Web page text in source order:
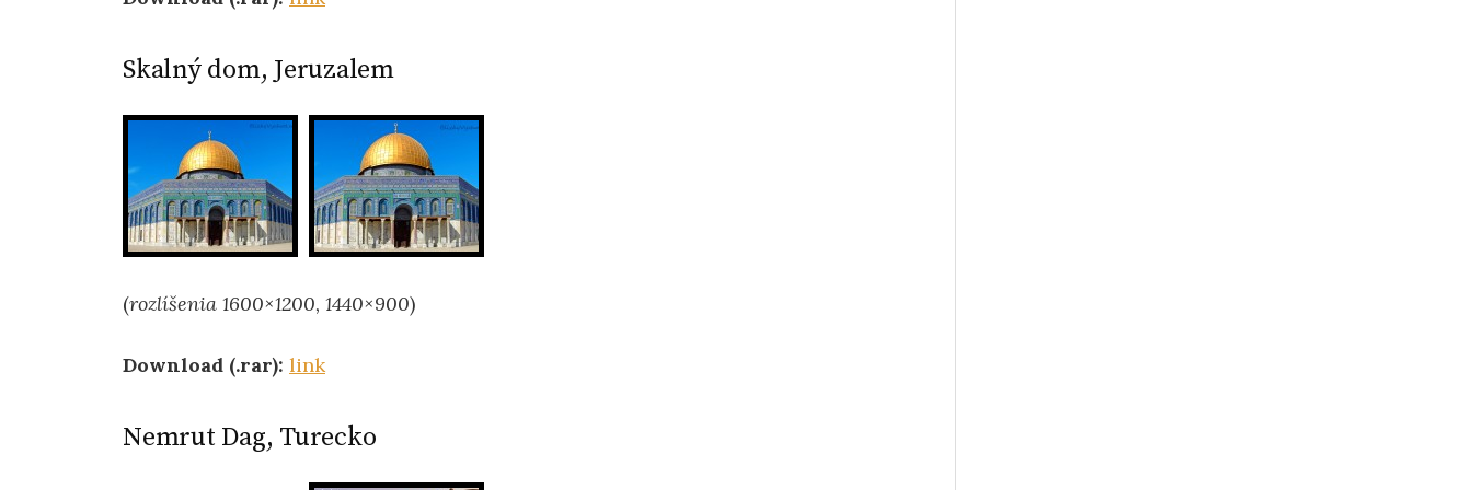
Skalný dom, Jeruzalem
(rozlíšenia 1600×1200, 1440×900)
Download (.rar): link
Nemrut Dag, Turecko